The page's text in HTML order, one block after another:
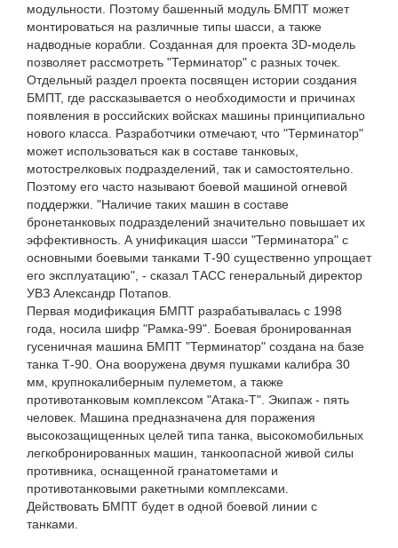
модульности. Поэтому башенный модуль БМПТ может
монтироваться на различные типы шасси, а также
надводные корабли. Созданная для проекта 3D-модель
позволяет рассмотреть "Терминатор" с разных точек.
Отдельный раздел проекта посвящен истории создания
БМПТ, где рассказывается о необходимости и причинах
появления в российских войсках машины принципиально
нового класса. Разработчики отмечают, что "Терминатор"
может использоваться как в составе танковых,
мотострелковых подразделений, так и самостоятельно.
Поэтому его часто называют боевой машиной огневой
поддержки. "Наличие таких машин в составе
бронетанковых подразделений значительно повышает их
эффективность. А унификация шасси "Терминатора" с
основными боевыми танками Т-90 существенно упрощает
его эксплуатацию", - сказал ТАСС генеральный директор
УВЗ Александр Потапов.
Первая модификация БМПТ разрабатывалась с 1998
года, носила шифр "Рамка-99". Боевая бронированная
гусеничная машина БМПТ "Терминатор" создана на базе
танка Т-90. Она вооружена двумя пушками калибра 30
мм, крупнокалиберным пулеметом, а также
противотанковым комплексом "Атака-Т". Экипаж - пять
человек. Машина предназначена для поражения
высокозащищенных целей типа танка, высокомобильных
легкобронированных машин, танкоопасной живой силы
противника, оснащенной гранатометами и
противотанковыми ракетными комплексами.
Действовать БМПТ будет в одной боевой линии с
танками.